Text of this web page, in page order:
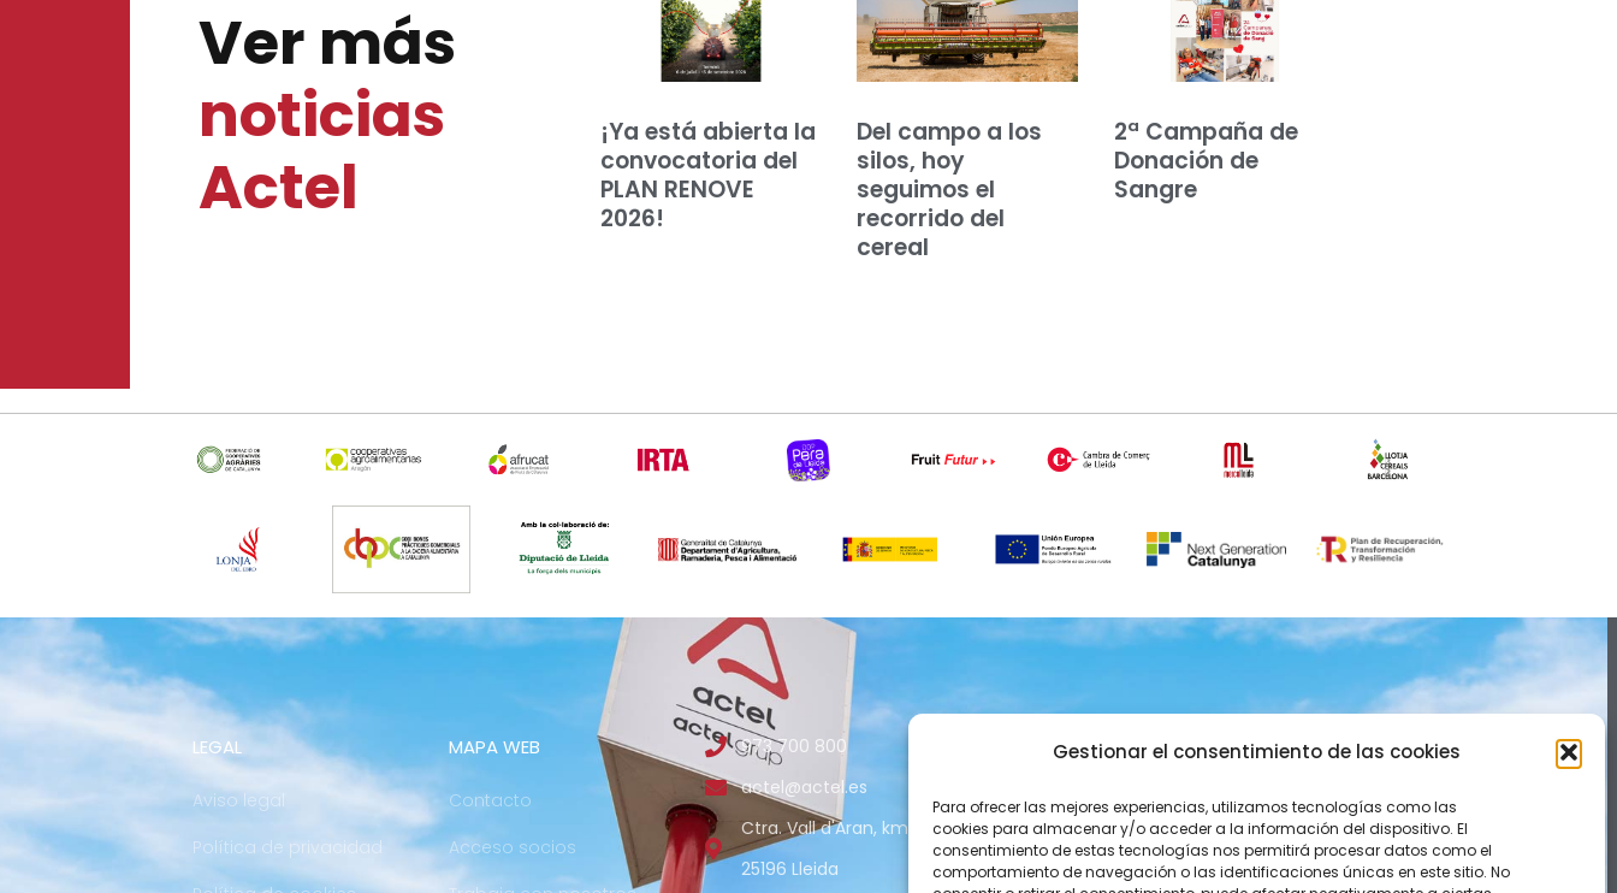
Gestionar el consentimiento de las cookies
Para ofrecer las mejores experiencias, utilizamos tecnologías como las
cookies para almacenar y/o acceder a la información del dispositivo. El
consentimiento de estas tecnologías nos permitirá procesar datos como el
comportamiento de navegación o las identificaciones únicas en este sitio. No
Ver más
noticias
Actel
¡Ya está abierta la
convocatoria del
PLAN RENOVE
2026!
Del campo a los
silos, hoy
seguimos el
recorrido del
cereal
2ª Campaña de
Donación de
Sangre
LEGAL
Aviso legal
Política de privacidad
MAPA WEB
Contacto
Acceso socios
973 700 800
actel@actel.es
Ctra. Vall d'Aran, km. 3
25196 Lleida
COMUNICACIÓN
comunicacio@actel.es
Canal de denuncias
CONOCE NOVACOOP